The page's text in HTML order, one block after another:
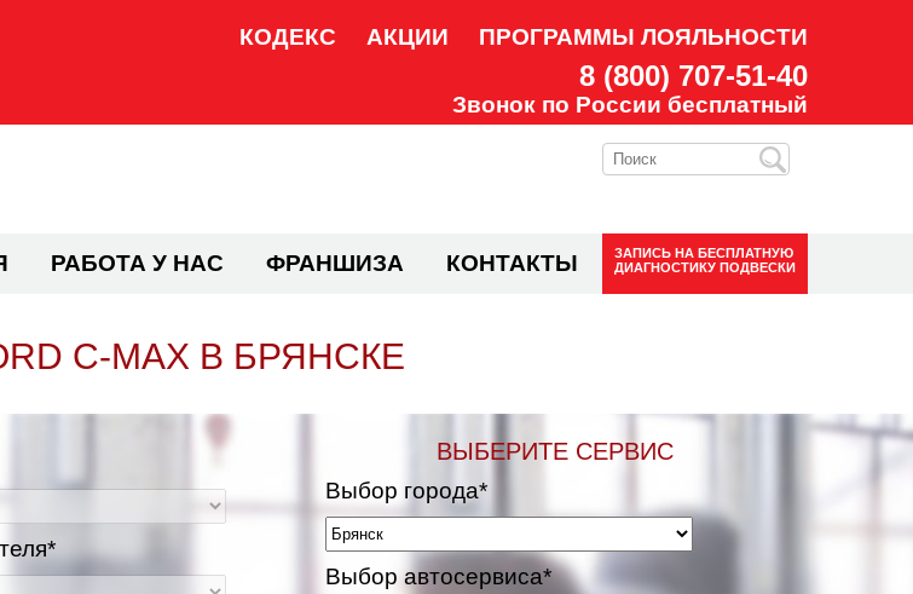
КОДЕКС АКЦИИ ПРОГРАММЫ ЛОЯЛЬНОСТИ
8 (800) 707-51-40
Звонок по России бесплатный
РАБОТА У НАС ФРАНШИЗА КОНТАКТЫ ЗАПИСЬ НА БЕСПЛАТНУЮ
ДИАГНОСТИКУ ПОДВЕСКИ
C-MAX В БРЯНСКЕ
ВЫБЕРИТЕ СЕРВИС
Выбор города*
Выбор автосервиса*